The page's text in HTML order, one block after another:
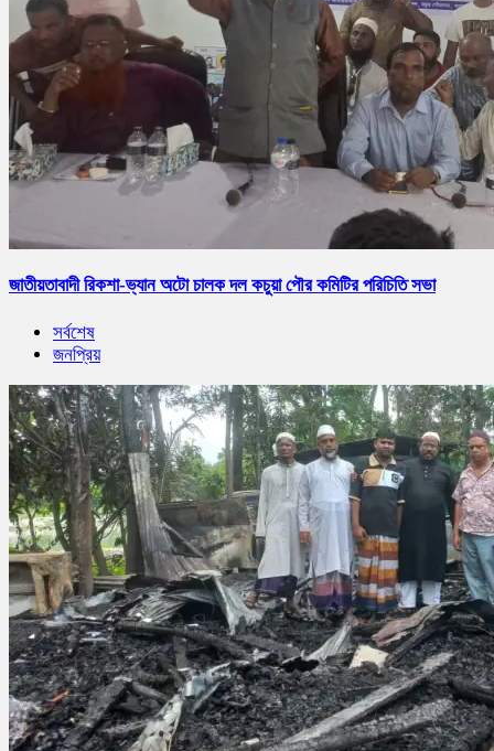
জাতীয়তাবাদী রিকশা-ভ্যান অটো চালক দল কচুয়া পৌর কমিটির পরিচিতি সভা
সর্বশেষ
জনপ্রিয়